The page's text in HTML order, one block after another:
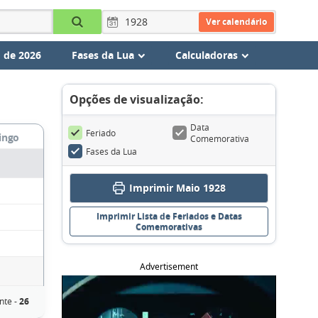
Ver calendário
2026 Fases da Lua Calculadoras
-26
Opções de visualização:
Feriado
Data
Comemorativa
Fases da Lua
Imprimir Maio 1928
Imprimir Lista de Feriados e Datas
Comemorativas
Advertisement